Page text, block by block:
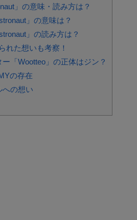
」の意味・読み方は？
」の意味は？
」の読み方は？
れた想いも考察！
「Wootteo」の正体はジン？
の存在
への想い